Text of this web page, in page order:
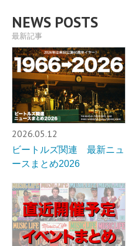
NEWS POSTS
最新記事
2026.05.12
ビートルズ関連 最新ニュ
ースまとめ2026